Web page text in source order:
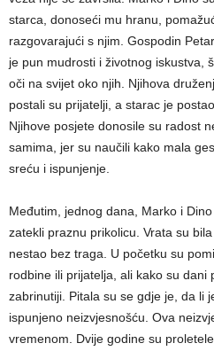
starca, donoseći mu hranu,
razgovarajući s njim. Gospodin
je pun mudrosti i životnog iskustva,
oči na svijet oko njih. Njihova
postali su prijatelji, a starac je
Njihove posjete donosile su radost
samima, jer su naučili kako mala
sreću i ispunjenje.
Međutim, jednog dana, Marko i
zatekli praznu prikolicu. Vrata su
nestao bez traga. U početku su
rodbine ili prijatelja, ali kako su dani
zabrinutiji. Pitala su se gdje je, da li
ispunjeno neizvjesnošću. Ova
vremenom. Dvije godine su